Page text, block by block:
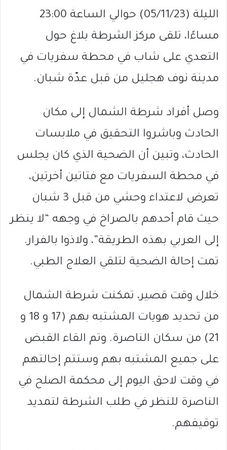
الليلة (05/11/23) حوالي الساعة 23:00
مساءًا، تلقى مركز الشرطة بلاغ حول
التعدي على شاب في محطة سفريات في
مدينة نوف هجليل من قبل عدّة شبان.
وصل أفراد شرطة الشمال إلى مكان
الحادث وباشروا التحقيق في ملابسات
الحادث، وتبين أن الضحية الذي كان يجلس
في محطة السفريات مع فتاتين أخرتين،
تعرض لاعتداء وحشي من قبل 3 شبان
حيث قام أحدهم بالصراخ في وجهه “لا ينظر
إلى العربي بهذه الطريقة”، ولاذوا بالفرار.
تمت إحالة الضحية لتلقي العلاج الطبي.
خلال وقت قصير، تمكنت شرطة الشمال
من تحديد هويات المشتبه بهم (17 و 18 و
21) من سكان الناصرة. وتم القاء القبض
على جميع المشتبه بهم وستتم إحالتهم
في وقت لاحق اليوم إلى محكمة الصلح في
الناصرة للنظر في طلب الشرطة لتمديد
توقيفهم.